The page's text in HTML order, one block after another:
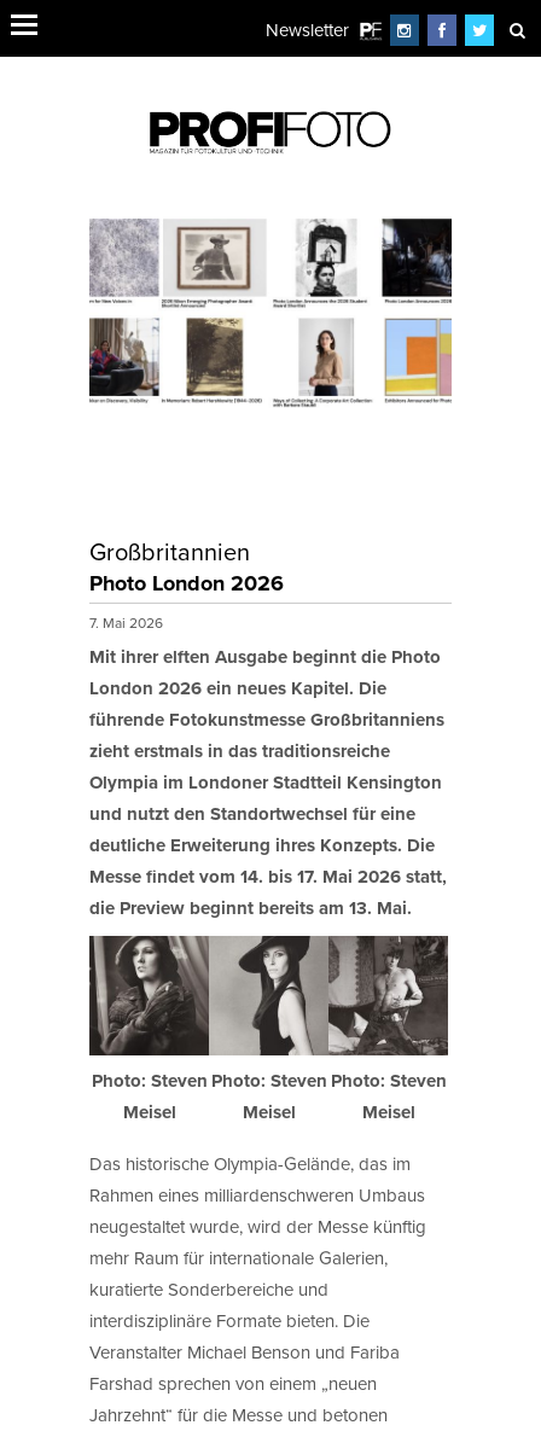
Newsletter
Großbritannien
Photo London 2026
7. Mai 2026
Mit ihrer elften Ausgabe beginnt die Photo
London 2026 ein neues Kapitel. Die
führende Fotokunstmesse Großbritanniens
zieht erstmals in das traditionsreiche
Olympia im Londoner Stadtteil Kensington
und nutzt den Standortwechsel für eine
deutliche Erweiterung ihres Konzepts. Die
Messe findet vom 14. bis 17. Mai 2026 statt,
die Preview beginnt bereits am 13. Mai.
Photo: Steven
Meisel
Photo: Steven
Meisel
Photo: Steven
Meisel
Das historische Olympia-Gelände, das im
Rahmen eines milliardenschweren Umbaus
neugestaltet wurde, wird der Messe künftig
mehr Raum für internationale Galerien,
kuratierte Sonderbereiche und
interdisziplinäre Formate bieten. Die
Veranstalter Michael Benson und Fariba
Farshad sprechen von einem „neuen
Jahrzehnt“ für die Messe und betonen